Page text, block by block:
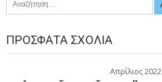
ΠΡΌΣΦΑΤΑ ΣΧΌΛΙΑ
Απρίλιος 2022